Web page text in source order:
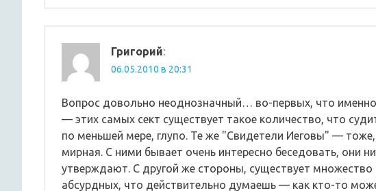
Григорий:
06.05.2010 в 20:31
Вопрос довольно неоднозначный… во-первых, что
— этих самых сект существует такое количество, что
по меньшей мере, глупо. Те же "Свидетели Иеговы" — тоже,
мирная. С ними бывает очень интересно беседовать, они
утверждают. С другой же стороны, существует множество
абсурдных, что действительно думаешь — как кто-то